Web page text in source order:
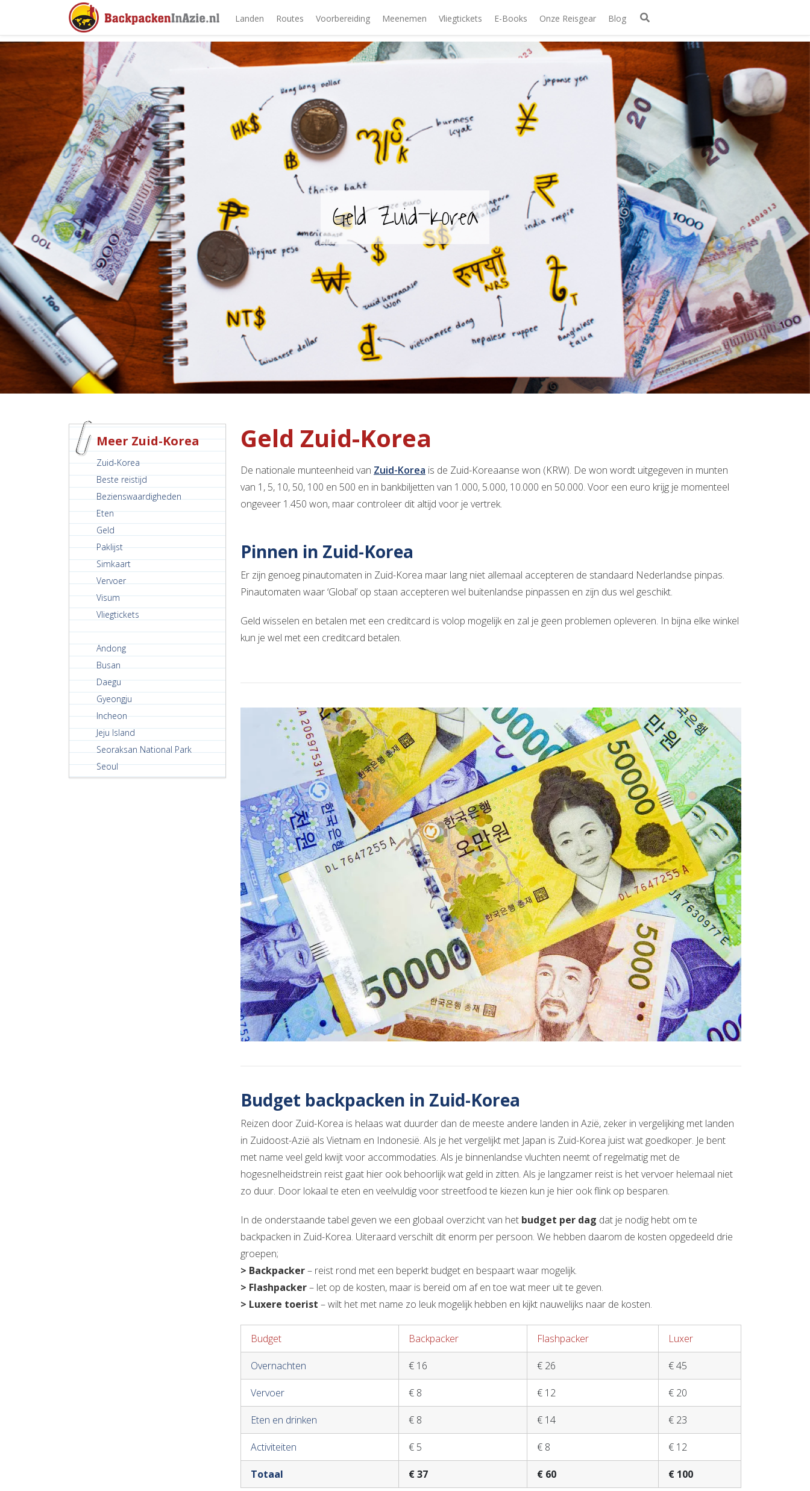
Landen Routes Voorbereiding Meenemen Vliegtickets E-Books Onze Reisgear Blog
Geld Zuid-Korea
Meer Zuid-Korea
Zuid-Korea
Beste reistijd
Bezienswaardigheden
Eten
Geld
Paklijst
Simkaart
Vervoer
Visum
Vliegtickets
Andong
Busan
Daegu
Gyeongju
Incheon
Jeju Island
Seoraksan National Park
Seoul
Geld Zuid-Korea
De nationale munteenheid van Zuid-Korea is de Zuid-Koreaanse won (KRW). De won wordt uitgegeven in munten
van 1, 5, 10, 50, 100 en 500 en in bankbiljetten van 1.000, 5.000, 10.000 en 50.000. Voor een euro krijg je momenteel
ongeveer 1.450 won, maar controleer dit altijd voor je vertrek.
Pinnen in Zuid-Korea
Er zijn genoeg pinautomaten in Zuid-Korea maar lang niet allemaal accepteren de standaard Nederlandse pinpas.
Pinautomaten waar ‘Global’ op staan accepteren wel buitenlandse pinpassen en zijn dus wel geschikt.
Geld wisselen en betalen met een creditcard is volop mogelijk en zal je geen problemen opleveren. In bijna elke winkel
kun je wel met een creditcard betalen.
Budget backpacken in Zuid-Korea
Reizen door Zuid-Korea is helaas wat duurder dan de meeste andere landen in Azië, zeker in vergelijking met landen
in Zuidoost-Azië als Vietnam en Indonesië. Als je het vergelijkt met Japan is Zuid-Korea juist wat goedkoper. Je bent
met name veel geld kwijt voor accommodaties. Als je binnenlandse vluchten neemt of regelmatig met de
hogesnelheidstrein reist gaat hier ook behoorlijk wat geld in zitten. Als je langzamer reist is het vervoer helemaal niet
zo duur. Door lokaal te eten en veelvuldig voor streetfood te kiezen kun je hier ook flink op besparen.
In de onderstaande tabel geven we een globaal overzicht van het budget per dag dat je nodig hebt om te
backpacken in Zuid-Korea. Uiteraard verschilt dit enorm per persoon. We hebben daarom de kosten opgedeeld drie
groepen;
> Backpacker– reist rond met een beperkt budget en bespaart waar mogelijk.
> Flashpacker– let op de kosten, maar is bereid om af en toe wat meer uit te geven.
> Luxere toerist – wilt het met name zo leuk mogelijk hebben en kijkt nauwelijks naar de kosten.
Budget Backpacker Flashpacker Luxer
Overnachten € 16 € 26 € 45
Vervoer € 8 € 12 € 20
Eten en drinken € 8 € 14 € 23
Activiteiten € 5 € 8 € 12
Totaal € 37 € 60 € 100